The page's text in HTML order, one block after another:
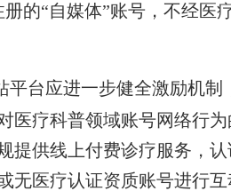
的“自媒体”账号，不经医
平台应进一步健全激励机
医疗科普领域账号网络行
提供线上付费诊疗服务，
无医疗认证资质账号进行互